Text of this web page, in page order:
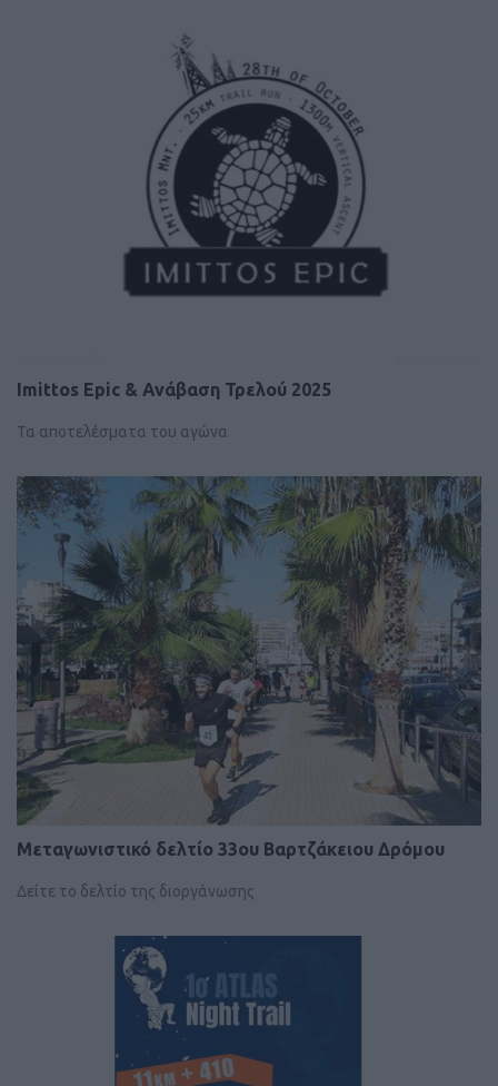
Imittos Epic & Ανάβαση Τρελού 2025
Τα αποτελέσματα του αγώνα
Μεταγωνιστικό δελτίο 33ου Βαρτζάκειου Δρόμου
Δείτε το δελτίο της διοργάνωσης